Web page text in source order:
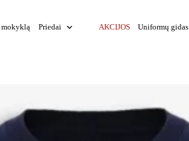
mokyklą Priedai AKCIJOS Uniformų gidas